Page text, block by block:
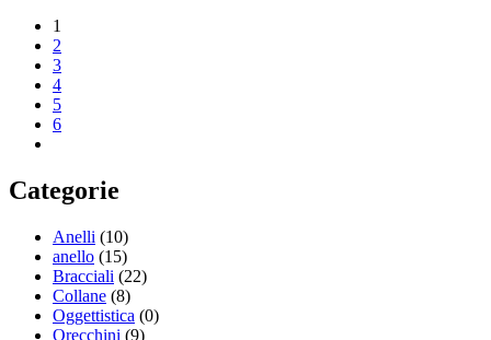
1
2
3
4
5
6
Categorie
Anelli (10)
anello (15)
Bracciali (22)
Collane (8)
Oggettistica (0)
Orecchini (9)